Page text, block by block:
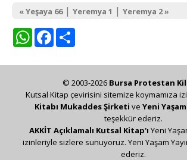
« Yeşaya 66| Yeremya 1 | Yeremya 2 »
WhatsAppFacebook
© 2003-2026 Bursa Protestan
Kutsal Kitap çevirisini sitemize koymamıza
Kitabı Mukaddes Şirketi ve Yeni
teşekkür ederiz.
AKKİT Açıklamalı Kutsal Kitap'ı Yeni
izinleriyle sizlere sunuyoruz. Yeni Yaşam
ederiz.